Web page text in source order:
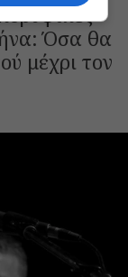
Όσα θα
μέχρι τον